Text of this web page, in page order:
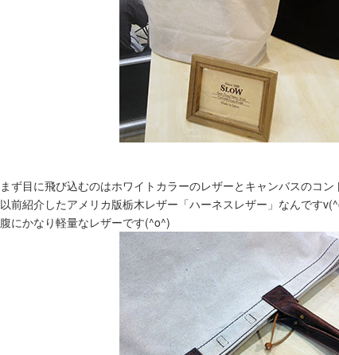
まず目に飛び込むのはホワイトカラーのレザーとキャンバスのコ
以前紹介したアメリカ版栃木レザー「ハーネスレザー」なんです
腹にかなり軽量なレザーです(^o^)